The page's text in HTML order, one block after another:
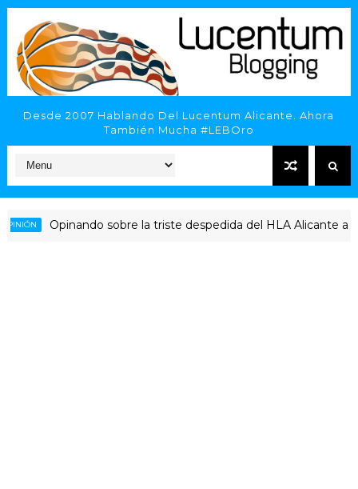
Desde 2007 Hablando Del Lucentum Alicante. Ahora
También Mucha #LEBOro
Opinando sobre la triste despedida del HLA Alicante a Rubén